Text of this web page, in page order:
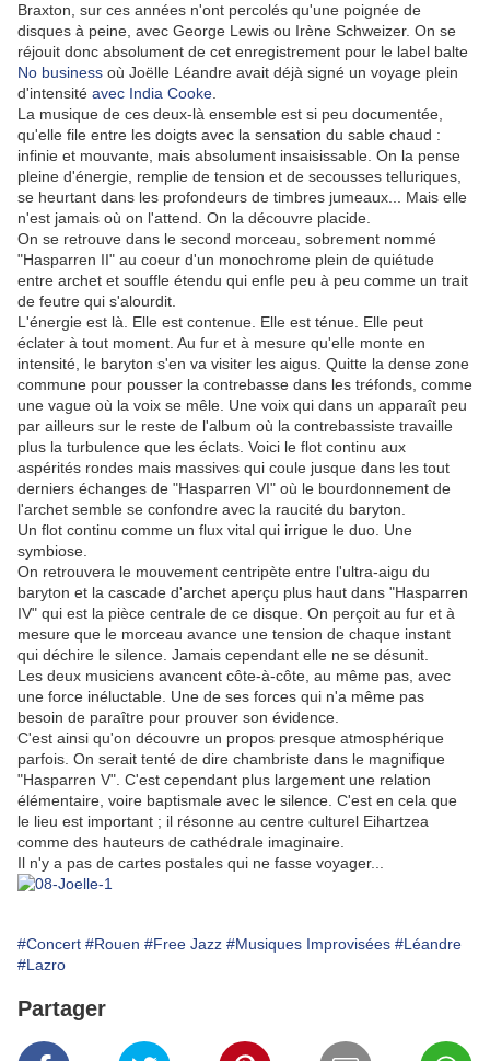
Braxton, sur ces années n'ont percolés qu'une poignée de
disques à peine, avec George Lewis ou Irène Schweizer. On se
réjouit donc absolument de cet enregistrement pour le label balte
No business où Joëlle Léandre avait déjà signé un voyage plein
d'intensité avec India Cooke
La musique de ces deux-là ensemble est si peu documentée,
qu'elle file entre les doigts avec la sensation du sable chaud :
infinie et mouvante, mais absolument insaisissable. On la pense
pleine d'énergie, remplie de tension et de secousses telluriques,
se heurtant dans les profondeurs de timbres jumeaux... Mais elle
n'est jamais où on l'attend. On la découvre placide.
On se retrouve dans le second morceau, sobrement nommé
"Hasparren II" au coeur d'un monochrome plein de quiétude
entre archet et souffle étendu qui enfle peu à peu comme un trait
de feutre qui s'alourdit.
L'énergie est là. Elle est contenue. Elle est ténue. Elle peut
éclater à tout moment. Au fur et à mesure qu'elle monte en
intensité, le baryton s'en va visiter les aigus. Quitte la dense zone
commune pour pousser la contrebasse dans les tréfonds, comme
une vague où la voix se mêle. Une voix qui dans un apparaît peu
par ailleurs sur le reste de l'album où la contrebassiste travaille
plus la turbulence que les éclats. Voici le flot continu aux
aspérités rondes mais massives qui coule jusque dans les tout
derniers échanges de "Hasparren VI" où le bourdonnement de
l'archet semble se confondre avec la raucité du baryton.
Un flot continu comme un flux vital qui irrigue le duo. Une
symbiose.
On retrouvera le mouvement centripète entre l'ultra-aigu du
baryton et la cascade d'archet aperçu plus haut dans "Hasparren
IV" qui est la pièce centrale de ce disque. On perçoit au fur et à
mesure que le morceau avance une tension de chaque instant
qui déchire le silence. Jamais cependant elle ne se désunit.
Les deux musiciens avancent côte-à-côte, au même pas, avec
une force inéluctable. Une de ses forces qui n'a même pas
besoin de paraître pour prouver son évidence.
C'est ainsi qu'on découvre un propos presque atmosphérique
parfois. On serait tenté de dire chambriste dans le magnifique
"Hasparren V". C'est cependant plus largement une relation
élémentaire, voire baptismale avec le silence. C'est en cela que
le lieu est important ; il résonne au centre culturel Eihartzea
comme des hauteurs de cathédrale imaginaire.
Il n'y a pas de cartes postales qui ne fasse voyager...
#Concert #Rouen #Free Jazz #Musiques Improvisées #Léandre
#Lazro
Partager